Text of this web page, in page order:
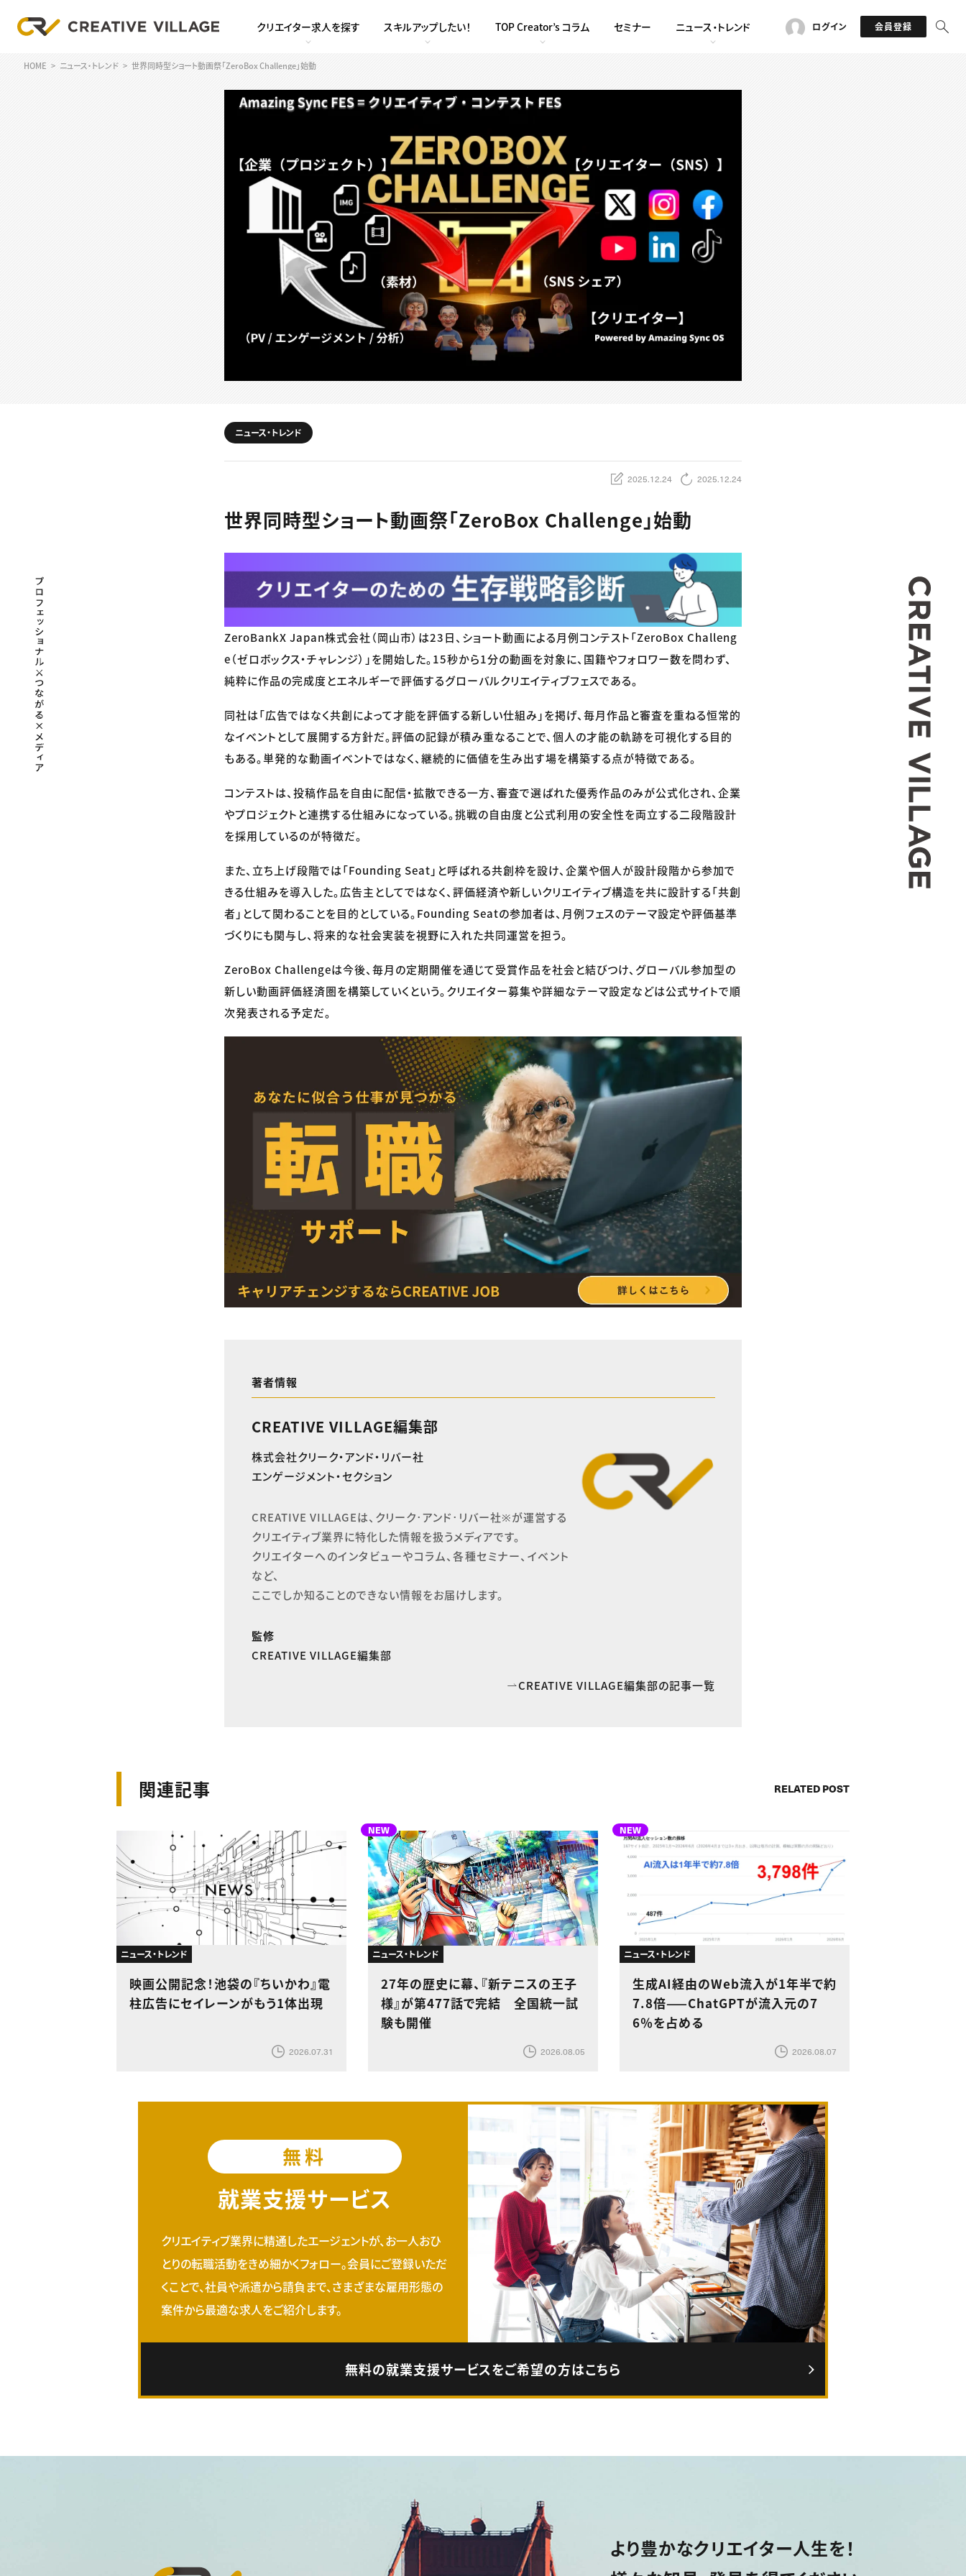
クリエイター求人を探す スキルアップしたい！ TOP Creator’s コラム セミナー ニュース・トレンド ログイン 会員登録
HOME ニュース・トレンド 世界同時型ショート動画祭「ZeroBox Challenge」始動
ニュース・トレンド
2025.12.24 2025.12.24
世界同時型ショート動画祭「ZeroBox Challenge」始動
ZeroBankX Japan株式会社（岡山市）は23日、ショート動画による月例コンテスト「ZeroBox Challeng
e（ゼロボックス・チャレンジ）」を開始した。15秒から1分の動画を対象に、国籍やフォロワー数を問わず、
純粋に作品の完成度とエネルギーで評価するグローバルクリエイティブフェスである。
同社は「広告ではなく共創によって才能を評価する新しい仕組み」を掲げ、毎月作品と審査を重ねる恒常的
なイベントとして展開する方針だ。評価の記録が積み重なることで、個人の才能の軌跡を可視化する目的
もある。単発的な動画イベントではなく、継続的に価値を生み出す場を構築する点が特徴である。
コンテストは、投稿作品を自由に配信・拡散できる一方、審査で選ばれた優秀作品のみが公式化され、企業
やプロジェクトと連携する仕組みになっている。挑戦の自由度と公式利用の安全性を両立する二段階設計
を採用しているのが特徴だ。
また、立ち上げ段階では「Founding Seat」と呼ばれる共創枠を設け、企業や個人が設計段階から参加で
きる仕組みを導入した。広告主としてではなく、評価経済や新しいクリエイティブ構造を共に設計する「共創
者」として関わることを目的としている。Founding Seatの参加者は、月例フェスのテーマ設定や評価基準
づくりにも関与し、将来的な社会実装を視野に入れた共同運営を担う。
ZeroBox Challengeは今後、毎月の定期開催を通じて受賞作品を社会と結びつけ、グローバル参加型の
新しい動画評価経済圏を構築していくという。クリエイター募集や詳細なテーマ設定などは公式サイトで順
次発表される予定だ。
著者情報
CREATIVE VILLAGE編集部
株式会社クリーク・アンド・リバー社
エンゲージメント・セクション
CREATIVE VILLAGEは、クリーク･アンド･リバー社※が運営する
クリエイティブ業界に特化した情報を扱うメディアです。
クリエイターへのインタビューやコラム、各種セミナー、イベント
など、
ここでしか知ることのできない情報をお届けします。
監修
CREATIVE VILLAGE編集部
CREATIVE VILLAGE編集部の記事一覧
関連記事 RELATED POST
ニュース・トレンド
映画公開記念！池袋の『ちいかわ』電
柱広告にセイレーンがもう1体出現
2026.07.31
NEW
ニュース・トレンド
27年の歴史に幕、『新テニスの王子
様』が第477話で完結 全国統一試
験も開催
2026.08.05
NEW
ニュース・トレンド
生成AI経由のWeb流入が1年半で約
7.8倍——ChatGPTが流入元の7
6％を占める
2026.08.07
無料
就業支援サービス
クリエイティブ業界に精通したエージェントが、お一人おひ
とりの転職活動をきめ細かくフォロー。会員にご登録いただ
くことで、社員や派遣から請負まで、さまざまな雇用形態の
案件から最適な求人をご紹介します。
無料の就業支援サービスをご希望の方はこちら
より豊かなクリエイター人生を！